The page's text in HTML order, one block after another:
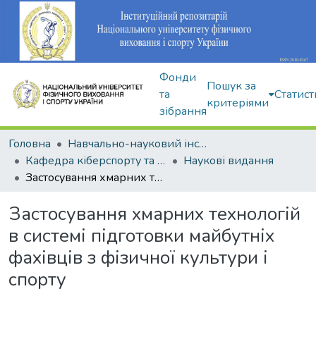
Фонди
та
зібрання
Пошук за
критеріями
Головна
Навчально-науковий інститут здоров'я, реабілітації та фізичного виховання
Кафедра кіберспорту та інформаційних технологій
Наукові видання
Застосування хмарних технологій в системі підготовки майбутніх фахівців з фізичної культури і спорту
Застосування хмарних технологій
в системі підготовки майбутніх
фахівців з фізичної культури і
спорту